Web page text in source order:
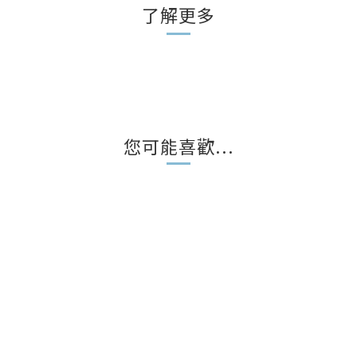
了解更多
您可能喜歡...